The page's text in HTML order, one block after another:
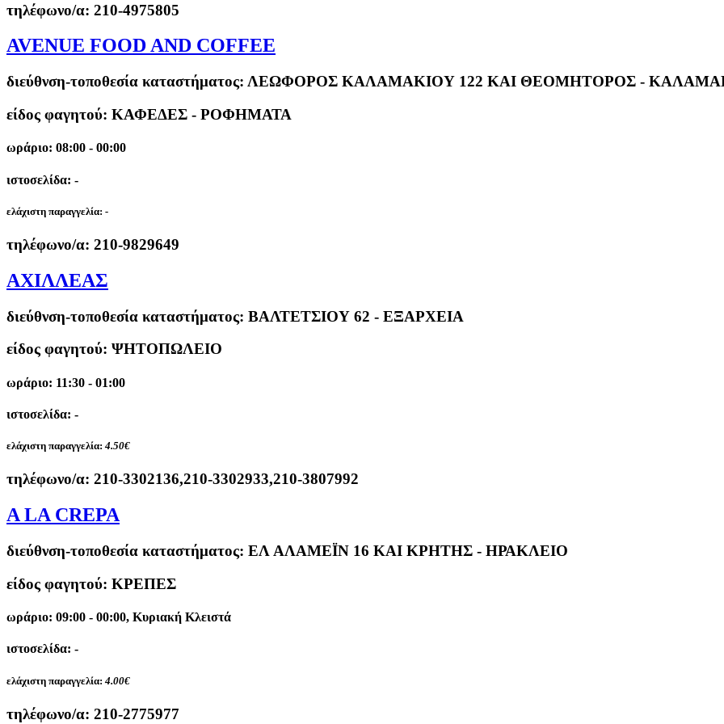
τηλέφωνο/α: 210-4975805
AVENUE FOOD AND COFFEE
διεύθνση-τοποθεσία καταστήματος: ΛΕΩΦΟΡΟΣ ΚΑΛΑΜΑΚΙΟΥ 122 ΚΑΙ ΘΕΟΜΗΤΟΡΟΣ -
είδος φαγητού: ΚΑΦΕΔΕΣ - ΡΟΦΗΜΑΤΑ
ωράριο: 08:00 - 00:00
ιστοσελίδα: -
ελάχιστη παραγγελία: -
τηλέφωνο/α: 210-9829649
ΑΧΙΛΛΕΑΣ
διεύθνση-τοποθεσία καταστήματος: ΒΑΛΤΕΤΣΙΟΥ 62 - ΕΞΑΡΧΕΙΑ
είδος φαγητού: ΨΗΤΟΠΩΛΕΙΟ
ωράριο: 11:30 - 01:00
ιστοσελίδα: -
ελάχιστη παραγγελία: 4.50€
τηλέφωνο/α: 210-3302136,210-3302933,210-3807992
A LA CREPA
διεύθνση-τοποθεσία καταστήματος: ΕΛ ΑΛΑΜΕΪΝ 16 ΚΑΙ ΚΡΗΤΗΣ - ΗΡΑΚΛΕΙΟ
είδος φαγητού: ΚΡΕΠΕΣ
ωράριο: 09:00 - 00:00, Κυριακή Κλειστά
ιστοσελίδα: -
ελάχιστη παραγγελία: 4.00€
τηλέφωνο/α: 210-2775977